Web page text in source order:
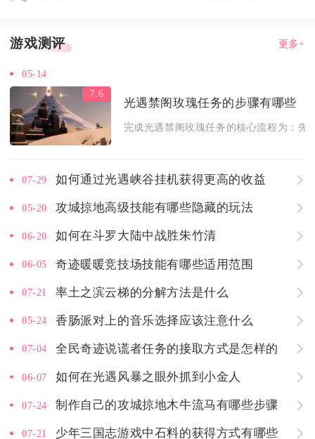
游戏测评 更多+
05-14
7.6
光遇禁阁玫瑰任务的步骤有哪些
完成光遇禁阁玫瑰任务的核心流程为：先
07-29 如何通过光遇峡谷挂机获得更高的收益
05-20 攻城掠地高级技能有哪些隐藏的玩法
06-20 如何在斗罗大陆中战胜朱竹清
06-05 奇迹暖暖竞技场技能有哪些适用范围
07-21 率土之滨云梯的分解方法是什么
05-24 香肠派对上的音乐选择应该注意什么
07-04 全民奇迹说谎者任务的接取方式是怎样的
06-07 如何在光遇风暴之眼外抓到小金人
07-24 制作自己的攻城掠地木牛流马有哪些步骤
07-21 少年三国志游戏中石料的获得方式有哪些